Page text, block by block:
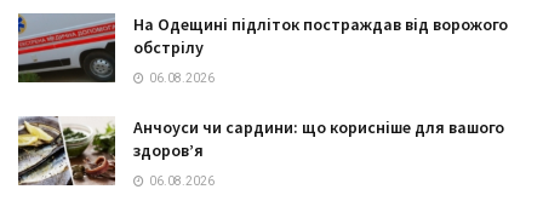
На Одещині підліток постраждав від ворожого
обстрілу
06.08.2026
Анчоуси чи сардини: що корисніше для вашого
здоров’я
06.08.2026